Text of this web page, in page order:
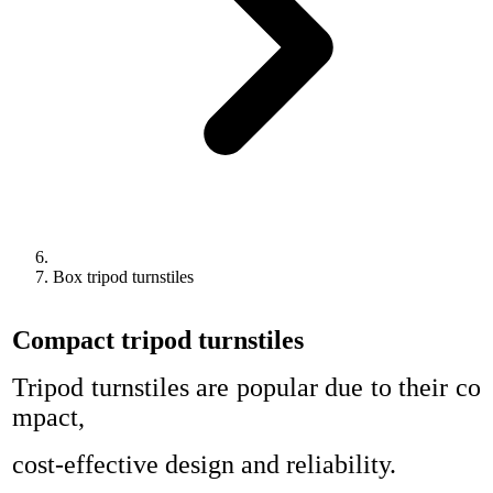
Box tripod turnstiles
Compact tripod turnstiles
Tripod turnstiles are popular due to their co
mpact,
cost-effective design and reliability.